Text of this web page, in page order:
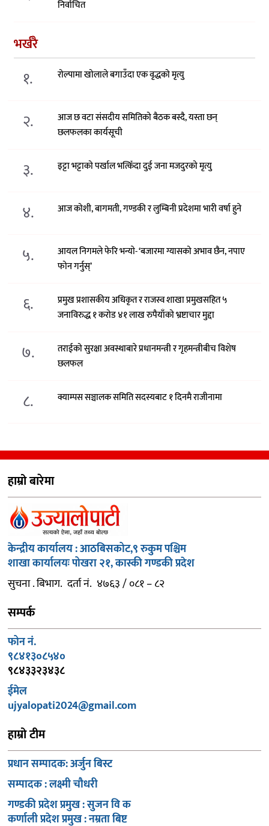
निर्वाचित
भर्खरै
१. रोल्पामा खोलाले बगाउँदा एक वृद्धको मृत्यु
२.
आज छ वटा संसदीय समितिको बैठक बस्दै, यस्ता छन्
छलफलका कार्यसूची
३. इट्टा भट्टाको पर्खाल भत्किँदा दुई जना मजदुरको मृत्यु
४. आज कोशी, बागमती, गण्डकी र लुम्बिनी प्रदेशमा भारी वर्षा हुने
५.
आयल निगमले फेरि भन्याे- ‘बजारमा ग्यासको अभाव छैन, नपाए
फोन गर्नुस्’
६.
प्रमुख प्रशासकीय अधिकृत र राजस्व शाखा प्रमुखसहित ५
जनाविरुद्ध १ करोड ४१ लाख रुपैयाँको भ्रष्टाचार मुद्दा
७.
तराईको सुरक्षा अवस्थाबारे प्रधानमन्त्री र गृहमन्त्रीबीच विशेष
छलफल
८. क्याम्पस सञ्चालक समिति सदस्यबाट १ दिनमै राजीनामा
हाम्रो बारेमा
केन्द्रीय कार्यालय : आठबिसकोट,९ रुकुम पश्चिम
शाखा कार्यालयः पोखरा २१, कास्की गण्डकी प्रदेश
सुचना . बिभाग. दर्ता नं. ४७६३ / ०८१ – ८२
सम्पर्क
फोन नं.
९८४१३०८५४०
९८४३३२३४३८
ईमेल
ujyalopati2024@gmail.com
हाम्रो टीम
प्रधान सम्पादक: अर्जुन बिस्ट
सम्पादक : लक्ष्मी चौधरी
गण्डकी प्रदेश प्रमुख : सुजन वि क
कर्णाली प्रदेश प्रमुख : नम्रता बिष्ट